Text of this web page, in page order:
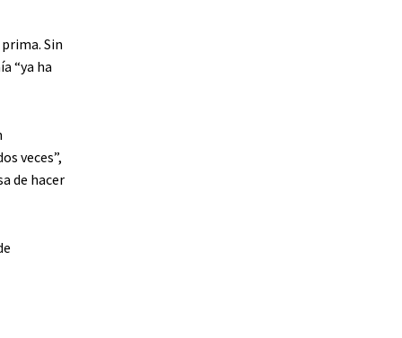
Sin
“ya ha
veces”,
de hacer